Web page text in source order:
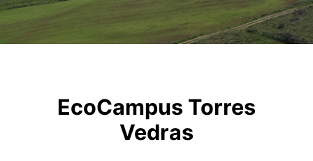
EcoCampus Torres
Vedras